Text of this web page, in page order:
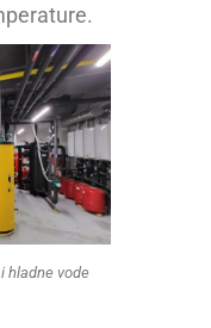
hladne vode